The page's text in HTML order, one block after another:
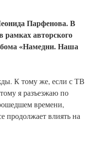
Парфенова. В
рамках авторского
«Намедни. Наша
К тому же, если с ТВ
я разъезжаю по
времени,
продолжает влиять на